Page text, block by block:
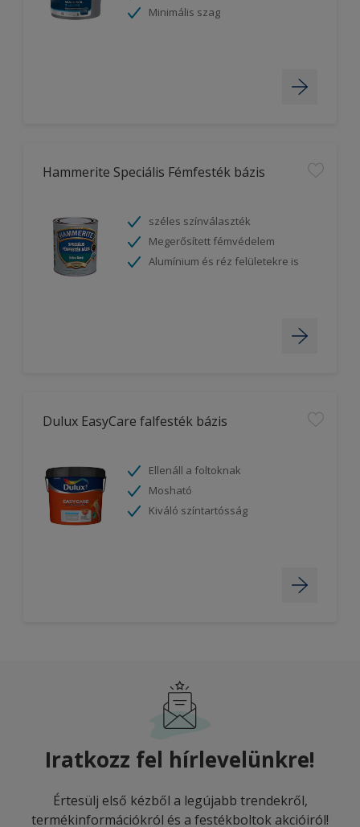
Minimális szag
Hammerite Speciális Fémfesték bázis
széles színválaszték
Megerősített fémvédelem
Alumínium és réz felületekre is
Dulux EasyCare falfesték bázis
Ellenáll a foltoknak
Mosható
Kiváló színtartósság
Iratkozz fel hírlevelünkre!
Értesülj első kézből a legújabb trendekről,
termékinformációkról és a festékboltok akcióiról!